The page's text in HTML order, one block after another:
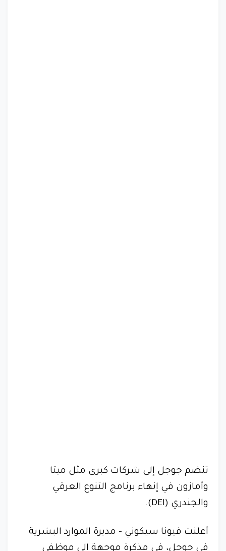
تنضم جوجل إلى شركات كبرى مثل ميتا
وأمازون في إنهاء برنامج التنوع العرقي
والجندري (DEI).
أعلنت فيونا سيكوني - مديرة الموارد البشرية
في جوجل، في مذكرة موجهة إلى موظفي